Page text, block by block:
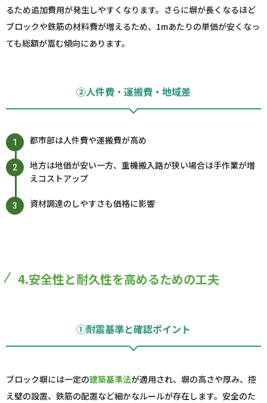
るため追加費用が発生しやすくなります。さらに塀が長くなるほど
ブロックや鉄筋の材料費が増えるため、1mあたりの単価が安くなっ
ても総額が嵩む傾向にあります。
②人件費・運搬費・地域差
都市部は人件費や運搬費が高め
地方は地価が安い一方、重機搬入路が狭い場合は手作業が増
えコストアップ
資材調達のしやすさも価格に影響
4.安全性と耐久性を高めるための工夫
①耐震基準と確認ポイント
ブロック塀には一定の建築基準法が適用され、塀の高さや厚み、控
え壁の設置、鉄筋の配置など細かなルールが存在します。安全のた